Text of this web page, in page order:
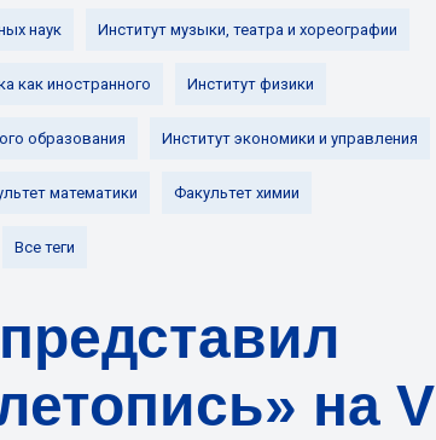
наук Институт музыки, театра и хореографии
как иностранного Институт физики
образования Институт экономики и управления
математики Факультет химии
Все теги
на V